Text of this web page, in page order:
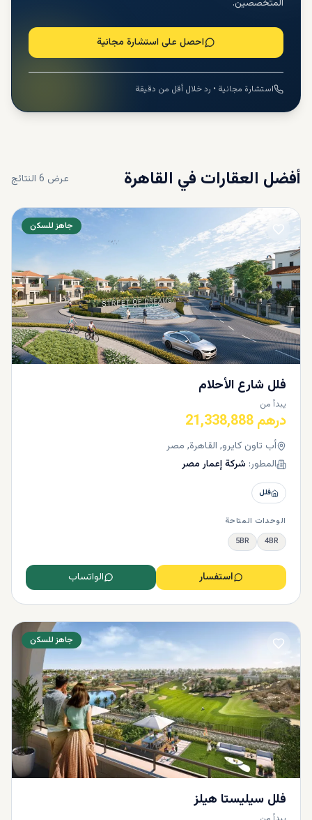
المتخصصين.
احصل على استشارة مجانية
استشارة مجانية • رد خلال أقل من دقيقة
أفضل العقارات في القاهرة عرض 6 النتائج
جاهز للسكن
فلل شارع الأحلام
يبدأ من
درهم 21,338,888
أب تاون كايرو, القاهرة, مصر
المطور: شركة إعمار مصر
فلل
الوحدات المتاحة
4BR
5BR
استفسار الواتساب
جاهز للسكن
فلل سيليستا هيلز